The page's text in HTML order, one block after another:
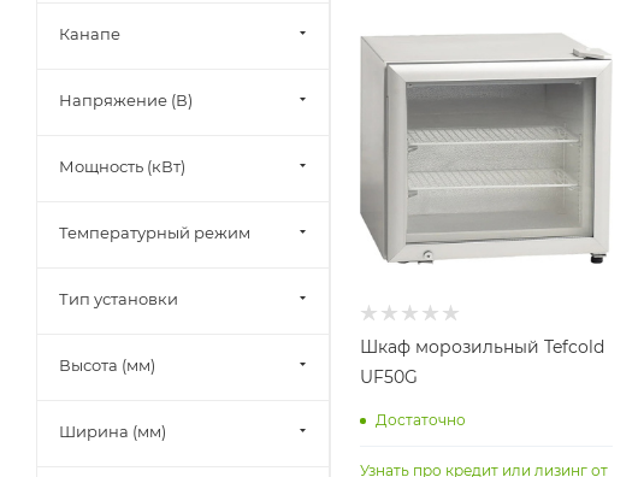
Шкаф морозильный Tefcold
UF50G
Достаточно
Узнать про кредит или лизинг от
Канапе
Напряжение (В)
Мощность (кВт)
Температурный режим
Тип установки
Высота (мм)
Ширина (мм)